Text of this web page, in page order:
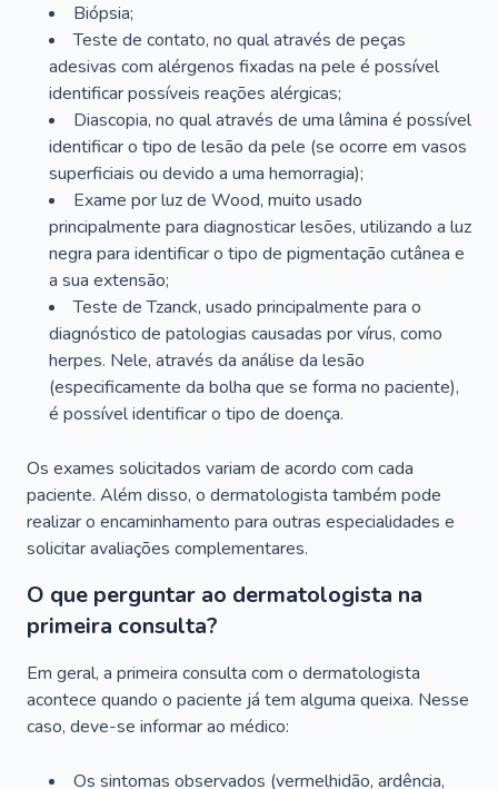
Biópsia;
Teste de contato, no qual através de peças
adesivas com alérgenos fixadas na pele é possível
identificar possíveis reações alérgicas;
Diascopia, no qual através de uma lâmina é possível
identificar o tipo de lesão da pele (se ocorre em vasos
superficiais ou devido a uma hemorragia);
Exame por luz de Wood, muito usado
principalmente para diagnosticar lesões, utilizando a luz
negra para identificar o tipo de pigmentação cutânea e
a sua extensão;
Teste de Tzanck, usado principalmente para o
diagnóstico de patologias causadas por vírus, como
herpes. Nele, através da análise da lesão
(especificamente da bolha que se forma no paciente),
é possível identificar o tipo de doença.
Os exames solicitados variam de acordo com cada
paciente. Além disso, o dermatologista também pode
realizar o encaminhamento para outras especialidades e
solicitar avaliações complementares.
O que perguntar ao dermatologista na
primeira consulta?
Em geral, a primeira consulta com o dermatologista
acontece quando o paciente já tem alguma queixa. Nesse
caso, deve-se informar ao médico:
Os sintomas observados (vermelhidão, ardência,